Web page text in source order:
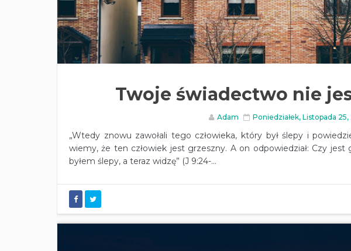
Twoje świadectwo nie
Adam Poniedziałek, Listopada 25,
„Wtedy znowu zawołali tego człowieka, który był ślepy i
wiemy, że ten człowiek jest grzeszny. A on odpowiedział: Czy
byłem ślepy, a teraz widzę” (J 9:24-...